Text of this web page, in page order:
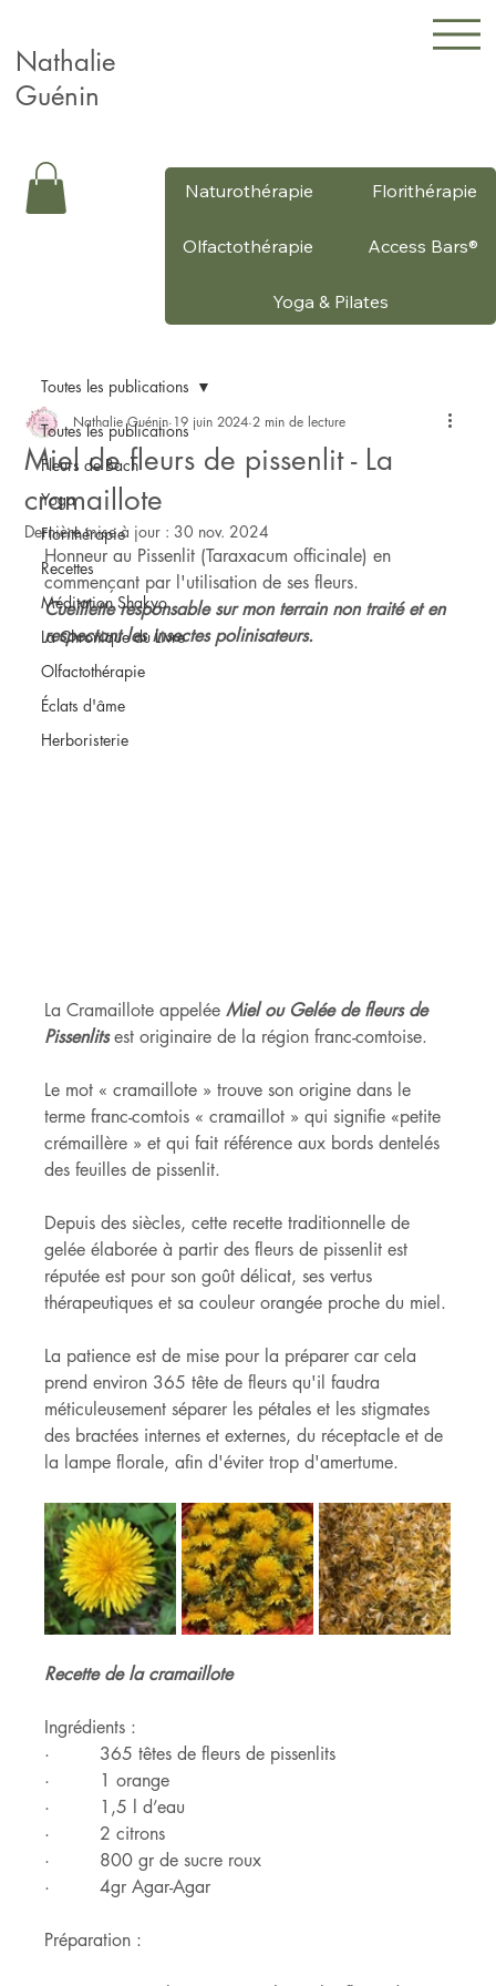
Nathalie
Guénin
Naturothérapie Florithérapie
Olfactothérapie Access Bars®
Yoga & Pilates
Toutes les publications
Fleurs de Bach
Yoga
Florithérapie
Recettes
Méditation Shakyo
La Chronique du Livre
Olfactothérapie
Éclats d'âme
Herboristerie
Toutes les publications
Miel de fleurs de pissenlit - La
cramaillote
Nathalie Guénin 19 juin 2024 2 min de lecture
Dernière mise à jour : 30 nov. 2024
Honneur au Pissenlit (Taraxacum officinale) en
commençant par l'utilisation de ses fleurs.
Cueillette responsable sur mon terrain non traité et en
respectant les insectes polinisateurs.
La Cramaillote appelée Miel ou Gelée de fleurs de
Pissenlits est originaire de la région franc-comtoise.
Le mot « cramaillote » trouve son origine dans le
terme franc-comtois « cramaillot » qui signifie «petite
crémaillère » et qui fait référence aux bords dentelés
des feuilles de pissenlit.
Depuis des siècles, cette recette traditionnelle de
gelée élaborée à partir des fleurs de pissenlit est
réputée est pour son goût délicat, ses vertus
thérapeutiques et sa couleur orangée proche du miel.
La patience est de mise pour la préparer car cela
prend environ 365 tête de fleurs qu'il faudra
méticuleusement séparer les pétales et les stigmates
des bractées internes et externes, du réceptacle et de
la lampe florale, afin d'éviter trop d'amertume.
Recette de la cramaillote
Ingrédients :
·         365 têtes de fleurs de pissenlits
·         1 orange
·         1,5 l d’eau
·         2 citrons
·         800 gr de sucre roux
·         4gr Agar-Agar
Préparation :